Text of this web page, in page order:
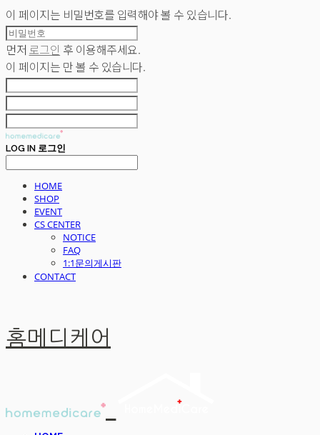
이 페이지는 비밀번호를 입력해야 볼 수 있습니다.
먼저 로그인 후 이용해주세요.
이 페이지는 만 볼 수 있습니다.
LOG IN 로그인
HOME
SHOP
EVENT
CS CENTER
NOTICE
FAQ
1:1문의게시판
CONTACT
홈메디케어